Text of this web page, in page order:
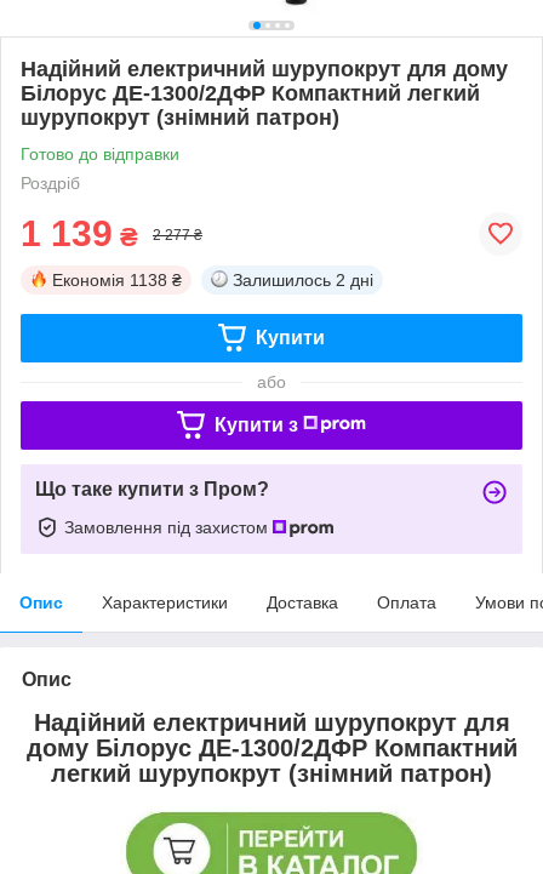
Надійний електричний шурупокрут для дому
Білорус ДЕ-1300/2ДФР Компактний легкий
шурупокрут (знімний патрон)
Готово до відправки
Роздріб
1 139 ₴ 2 277 ₴
Економія 1138 ₴ Залишилось 2 дні
Купити
або
Купити з
Що таке купити з Пром?
Замовлення під захистом
Опис Характеристики Доставка Оплата Умови
Опис
Надійний електричний шурупокрут для
дому Білорус ДЕ-1300/2ДФР Компактний
легкий шурупокрут (знімний патрон)